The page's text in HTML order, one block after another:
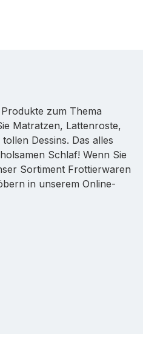
zum Thema
Matratzen, Lattenroste,
Dessins. Das alles
Schlaf! Wenn Sie
Sortiment Frottierwaren
in unserem Online-